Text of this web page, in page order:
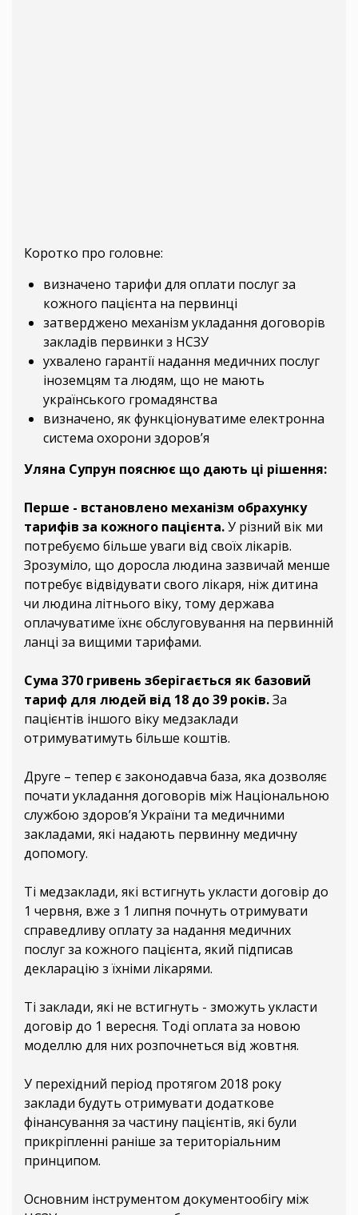
Коротко про головне:
визначено тарифи для оплати послуг за
кожного пацієнта на первинці
затверджено механізм укладання договорів
закладів первинки з НСЗУ
ухвалено гарантії надання медичних послуг
іноземцям та людям, що не мають
українського громадянства
визначено, як функціонуватиме електронна
система охорони здоров’я
Уляна Супрун пояснює що дають ці рішення:
Перше - встановлено механізм обрахунку
тарифів за кожного пацієнта.У різний вік ми
потребуємо більше уваги від своїх лікарів.
Зрозуміло, що доросла людина зазвичай менше
потребує відвідувати свого лікаря, ніж дитина
чи людина літнього віку, тому держава
оплачуватиме їхнє обслуговування на первинній
ланці за вищими тарифами.
Сума 370 гривень зберігається як базовий
тариф для людей від 18 до 39 років.За
пацієнтів іншого віку медзаклади
отримуватимуть більше коштів.
Друге – тепер є законодавча база, яка дозволяє
почати укладання договорів між Національною
службою здоров’я України та медичними
закладами, які надають первинну медичну
допомогу.
Ті медзаклади, які встигнуть укласти договір до
1 червня, вже з 1 липня почнуть отримувати
справедливу оплату за надання медичних
послуг за кожного пацієнта, який підписав
декларацію з їхніми лікарями.
Ті заклади, які не встигнуть - зможуть укласти
договір до 1 вересня. Тоді оплата за новою
моделлю для них розпочнеться від жовтня.
У перехідний період протягом 2018 року
заклади будуть отримувати додаткове
фінансування за частину пацієнтів, які були
прикріпленні раніше за територіальним
принципом.
Основним інструментом документообігу між